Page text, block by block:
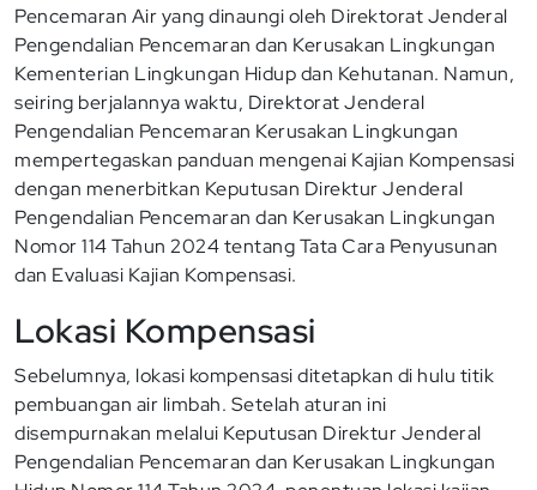
Pencemaran Air yang dinaungi oleh Direktorat Jenderal
Pengendalian Pencemaran dan Kerusakan Lingkungan
Kementerian Lingkungan Hidup dan Kehutanan. Namun,
seiring berjalannya waktu, Direktorat Jenderal
Pengendalian Pencemaran Kerusakan Lingkungan
mempertegaskan panduan mengenai Kajian Kompensasi
dengan menerbitkan Keputusan Direktur Jenderal
Pengendalian Pencemaran dan Kerusakan Lingkungan
Nomor 114 Tahun 2024 tentang Tata Cara Penyusunan
dan Evaluasi Kajian Kompensasi.
Lokasi Kompensasi
Sebelumnya, lokasi kompensasi ditetapkan di hulu titik
pembuangan air limbah. Setelah aturan ini
disempurnakan melalui Keputusan Direktur Jenderal
Pengendalian Pencemaran dan Kerusakan Lingkungan